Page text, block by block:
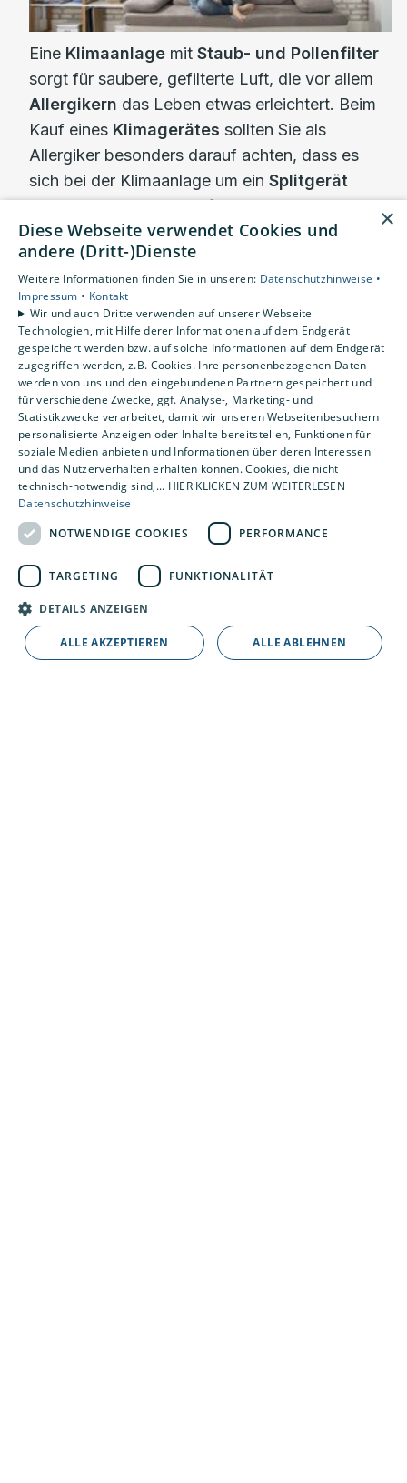
Eine Klimaanlage mit Staub- und Pollenfilter
sorgt für saubere, gefilterte Luft, die vor allem
Allergikern das Leben etwas erleichtert. Beim
Kauf eines Klimagerätes sollten Sie als
Allergiker besonders darauf achten, dass es
sich bei der Klimaanlage um ein Splitgerät
handelt, bei dem derLuftaustauschnicht im
Raum stattfindet. Einteilige Klimagerätebieten
hier keine optimale Lösung, um die
Allergiker zu verbessern.
Jetzt mehr erfahren!
Die Wärmepumpe als Klimaanlage
Unser Service
×
Diese Webseite verwendet Cookies und
andere (Dritt-)Dienste
Weitere Informationen finden Sie in unseren: Datenschutzhinweise •
Impressum • Kontakt
Wir und auch Dritte verwenden auf unserer Webseite
Technologien, mit Hilfe derer Informationen auf dem Endgerät
gespeichert werden bzw. auf solche Informationen auf dem Endgerät
zugegriffen werden, z.B. Cookies. Ihre personenbezogenen Daten
werden von uns und den eingebundenen Partnern gespeichert und
für verschiedene Zwecke, ggf. Analyse-, Marketing- und
Statistikzwecke verarbeitet, damit wir unseren Webseitenbesuchern
personalisierte Anzeigen oder Inhalte bereitstellen, Funktionen für
soziale Medien anbieten und Informationen über deren Interessen
und das Nutzerverhalten erhalten können. Cookies, die nicht
technisch-notwendig sind,... HIER KLICKEN ZUM WEITERLESEN
Datenschutzhinweise
NOTWENDIGE COOKIES
PERFORMANCE
TARGETING FUNKTIONALITÄT
DETAILS ANZEIGEN
ALLE AKZEPTIEREN ALLE ABLEHNEN